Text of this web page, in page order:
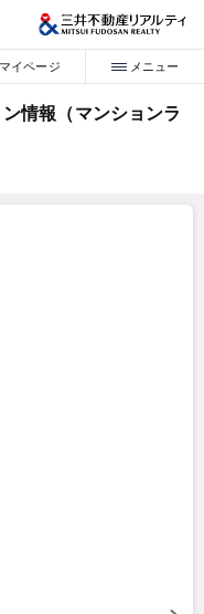
マイページ メニュー
情報（マンションラ